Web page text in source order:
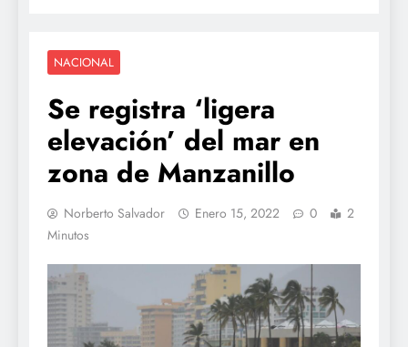
NACIONAL
Se registra ‘ligera
elevación’ del mar en
zona de Manzanillo
Norberto Salvador Enero 15, 2022 0
2
Minutos